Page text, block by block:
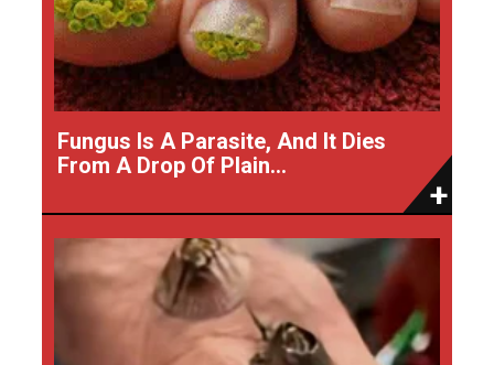
Fungus Is A Parasite, And It Dies
From A Drop Of Plain...